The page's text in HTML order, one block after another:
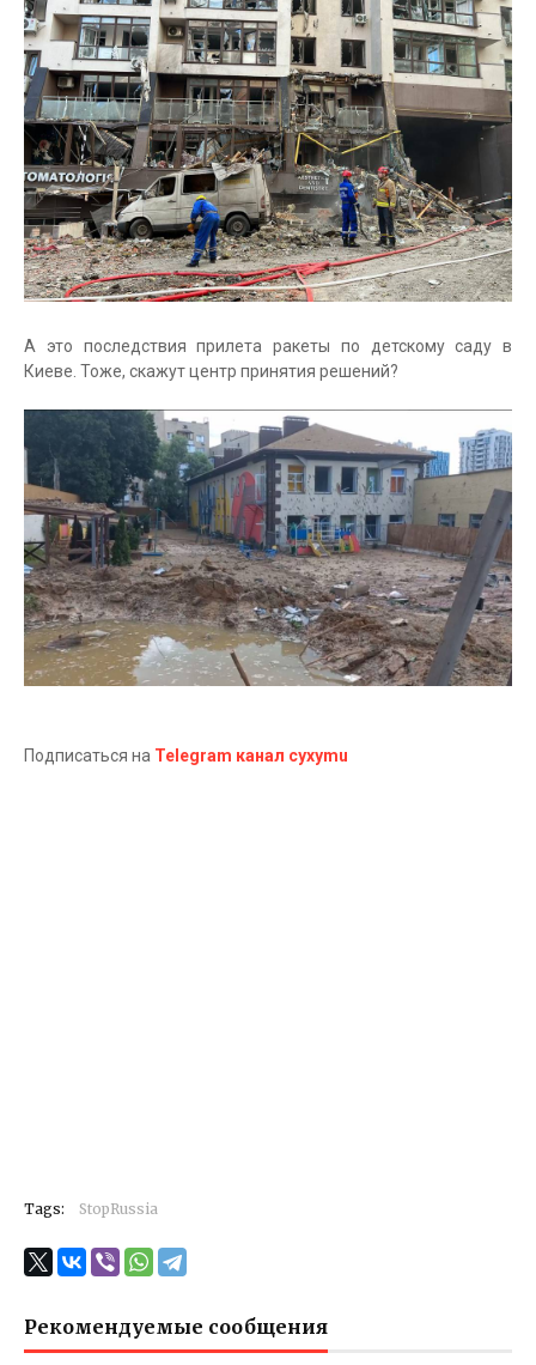
А это последствия прилета ракеты по детскому саду в
Киеве. Тоже, скажут центр принятия решений?
Подписаться на Telegram канал cyxymu
Tags: StopRussia
Рекомендуемые сообщения